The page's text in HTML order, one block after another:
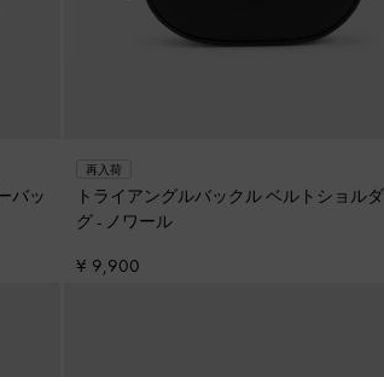
バッ
再入荷
トライアングルバックル ベルトショル
グ - ノワール
¥ 9,900